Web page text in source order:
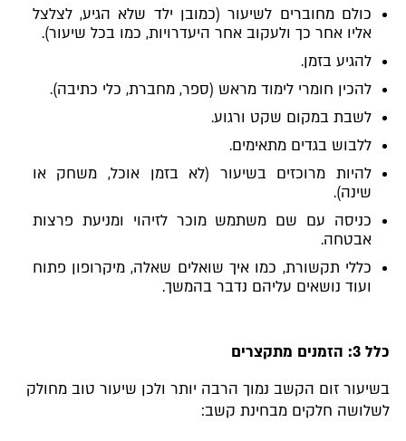
כולם מחוברים לשיעור (כמובן ילד שלא הגיע, לצלצל
אליו אחר כך ולעקוב אחר היעדרויות, כמו בכל שיעור).
להגיע בזמן.
להכין חומרי לימוד מראש (ספר, מחברת, כלי כתיבה).
לשבת במקום שקט ורגוע.
ללבוש בגדים מתאימים.
להיות מרוכזים בשיעור (לא בזמן אוכל, משחק או
שינה).
כניסה עם שם משתמש מוכר לזיהוי ומניעת פרצות
אבטחה.
כללי תקשורת, כמו איך שואלים שאלה, מיקרופון פתוח
ועוד נושאים עליהם נדבר בהמשך.
כלל 3: הזמנים מתקצרים
בשיעור זום הקשב נמוך הרבה יותר ולכן שיעור טוב מחולק
לשלושה חלקים מבחינת קשב: